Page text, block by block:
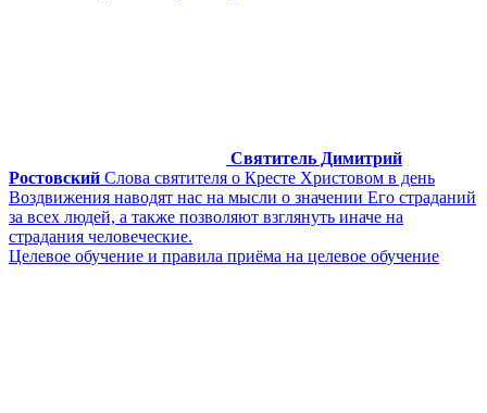
Святитель Димитрий
Ростовский Слова святителя о Кресте Христовом в день
Воздвижения наводят нас на мысли о значении Его страданий
за всех людей, а также позволяют взглянуть иначе на
страдания человеческие.
Целевое обучение и правила приёма на целевое обучение